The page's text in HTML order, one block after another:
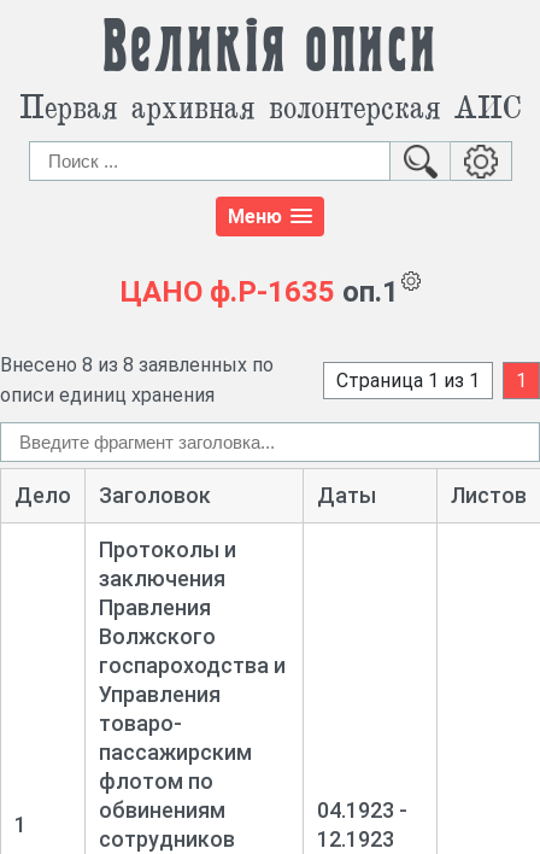
Великія описи
Первая архивная волонтерская АИС
Меню
ЦАНО ф.Р-1635 оп.1
Внесено 8 из 8 заявленных по
описи единиц хранения
Страница 1 из 1 1
Дело Заголовок Даты Листов
1
Протоколы и
заключения
Правления
Волжского
госпароходства и
Управления
товаро-
пассажирским
флотом по
обвинениям
сотрудников
04.1923 -
12.1923